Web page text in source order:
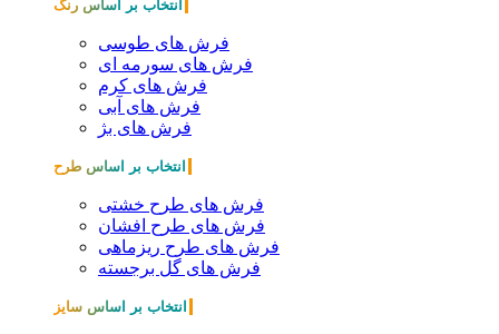
انتخاب بر اساس رنگ
فرش های طوسی
فرش های سورمه ای
فرش های کرم
فرش های آبی
فرش های بژ
انتخاب بر اساس طرح
فرش های طرح خشتی
فرش های طرح افشان
فرش های طرح ریزماهی
فرش های گل برجسته
انتخاب بر اساس سایز